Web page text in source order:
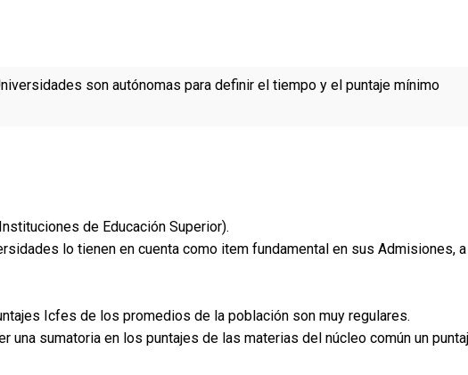
son autónomas para definir el tiempo y el puntaje mínimo
de Educación Superior).
lo tienen en cuenta como item fundamental en sus Admisiones, a
Icfes de los promedios de la población son muy regulares.
sumatoria en los puntajes de las materias del núcleo común un